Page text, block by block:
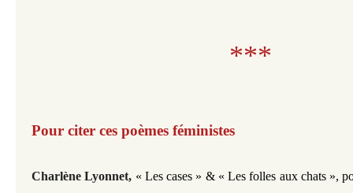
***
Pour citer ces poèmes féministes
Charlène Lyonnet, « Les cases » & « Les folles aux chats »,